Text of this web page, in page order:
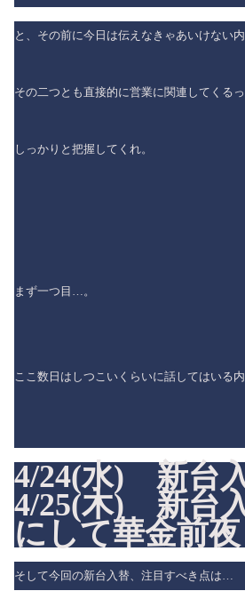
と、その前に今日は伝えなきゃあいけない内
その二つとも直接的に営業に関連してくるっ
しっかりと把握してくれ。
まず一つ目…。
ここ数日はしつこいくらいに話してはいる
4/24(水) 新台
4/25(木) 新台
にして華金前夜
そして今回の新台入替、注目すべき点は…